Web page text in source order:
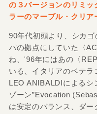
の３バージョンのリミ
ラーのマーブル・クリア
90年代初頭より、シカ
パの拠点にしていた〈
ね、'96年にはあの〈
いる、イタリアのベテラ
LEO ANIBALDIによるシ
ゾーン”Evocation
は安定のバランス、ダ